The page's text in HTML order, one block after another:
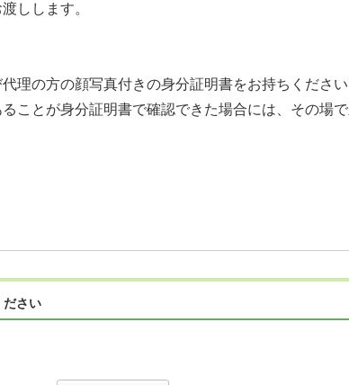
しします。
理の方の顔写真付きの身分証明書をお持ちくださ
ことが身分証明書で確認できた場合には、その場
ださい